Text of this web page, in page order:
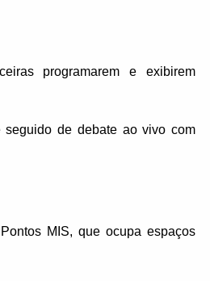
programarem e exibirem
seguido de debate ao vivo com
MIS, que ocupa espaços